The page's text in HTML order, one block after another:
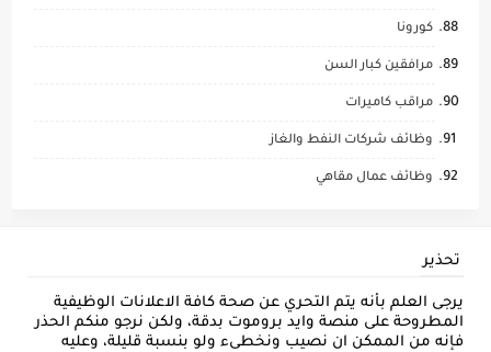
كورونا
مرافقين كبار السن
مراقب كاميرات
وظائف شركات النفط والغاز
وظائف عمال مقاهي
تحذير
يرجى العلم بأنه يتم التحري عن صحة كافة الاعلانات الوظيفية
المطروحة على منصة وايد بروموت بدقة، ولكن نرجو منكم الحذر
فإنه من الممكن ان نصيب ونخطىء ولو بنسبة قليلة، وعليه